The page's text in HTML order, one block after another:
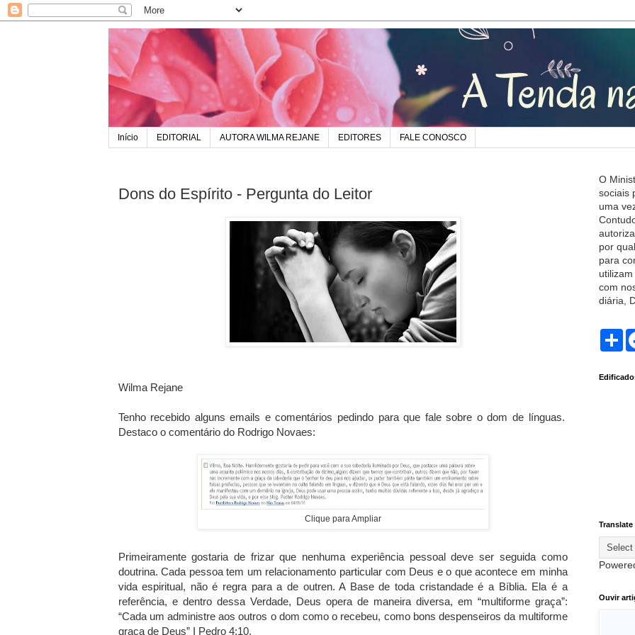
Início EDITORIAL AUTORA WILMA REJANE EDITORES FALE CONOSCO
Dons do Espírito - Pergunta do Leitor
Wilma Rejane
Tenho recebido alguns emails e comentários pedindo para que fale sobre o dom de línguas.
Destaco o comentário do Rodrigo Novaes:
Clique para Ampliar
Primeiramente gostaria de frizar que nenhuma experiência pessoal deve ser seguida como
doutrina. Cada pessoa tem um relacionamento particular com Deus e o que acontece em minha
vida espiritual, não é regra para a de outren. A Base de toda cristandade é a Bíblia. Ela é a
referência, e dentro dessa Verdade, Deus opera de maneira diversa, em “multiforme graça”:
“Cada um administre aos outros o dom como o recebeu, como bons despenseiros da multiforme
graça de Deus” I Pedro 4:10.
O
sociais
uma
por
para
com
diária,
S
e
Translate
Ouvir